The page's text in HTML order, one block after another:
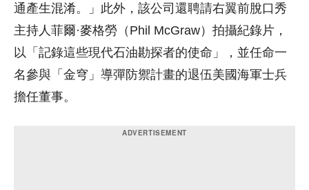
通產生混淆。」此外，該公司還聘請右翼前脫口秀
主持人菲爾·麥格勞（Phil McGraw）拍攝紀錄片，
以「記錄這些現代石油勘探者的使命」，並任命一
名參與「金穹」導彈防禦計畫的退伍美國海軍士兵
擔任董事。